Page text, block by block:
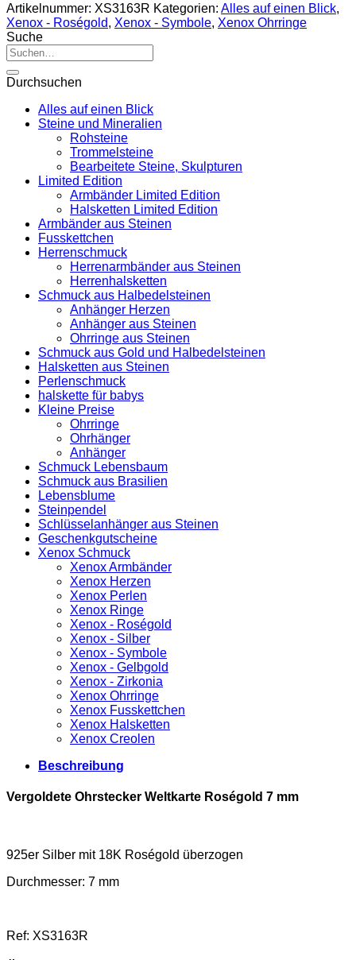
Artikelnummer: XS3163R Kategorien: Alles auf einen Blick,
Xenox - Roségold, Xenox - Symbole, Xenox Ohrringe
Suche
Suche
nach:
Durchsuchen
Alles auf einen Blick
Steine und Mineralien
Rohsteine
Trommelsteine
Bearbeitete Steine, Skulpturen
Limited Edition
Armbänder Limited Edition
Halsketten Limited Edition
Armbänder aus Steinen
Fusskettchen
Herrenschmuck
Herrenarmbänder aus Steinen
Herrenhalsketten
Schmuck aus Halbedelsteinen
Anhänger Herzen
Anhänger aus Steinen
Ohrringe aus Steinen
Schmuck aus Gold und Halbedelsteinen
Halsketten aus Steinen
Perlenschmuck
halskette für babys
Kleine Preise
Ohrringe
Ohrhänger
Anhänger
Schmuck Lebensbaum
Schmuck aus Brasilien
Lebensblume
Steinpendel
Schlüsselanhänger aus Steinen
Geschenkgutscheine
Xenox Schmuck
Xenox Armbänder
Xenox Herzen
Xenox Perlen
Xenox Ringe
Xenox - Roségold
Xenox - Silber
Xenox - Symbole
Xenox - Gelbgold
Xenox - Zirkonia
Xenox Ohrringe
Xenox Fusskettchen
Xenox Halsketten
Xenox Creolen
Beschreibung
Vergoldete Ohrstecker Weltkarte Roségold 7 mm
925er Silber mit 18K Roségold überzogen
Durchmesser: 7 mm
Ref: XS3163R